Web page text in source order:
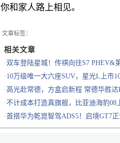
你和家人路上相见。
文章标签：
相关文章
·双车登陆星城！传祺向往S7 PHEV&
·10万级唯一大六座SUV，星光L上市
·高光赴常德，方盒启新程 常德华胜
·不计成本打造真旗舰，比亚迪海豹08
·首搭华为乾崑智驾ADS5！启境GT7